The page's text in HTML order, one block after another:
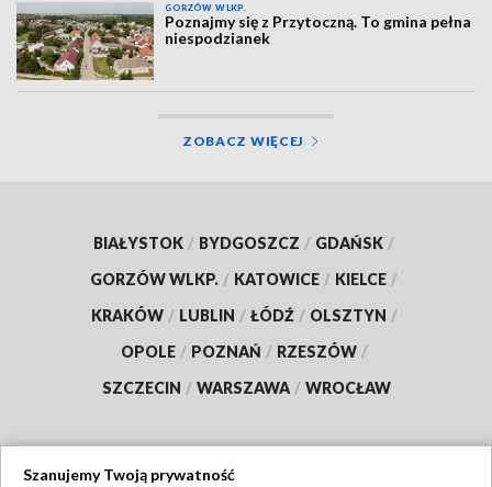
GORZÓW WLKP.
Poznajmy się z Przytoczną. To gmina pełna
niespodzianek
ZOBACZ WIĘCEJ
BIAŁYSTOK / BYDGOSZCZ / GDAŃSK /
GORZÓW WLKP. / KATOWICE / KIELCE /
KRAKÓW / LUBLIN / ŁÓDŹ / OLSZTYN /
OPOLE / POZNAŃ / RZESZÓW /
SZCZECIN / WARSZAWA / WROCŁAW
Szanujemy Twoją prywatność